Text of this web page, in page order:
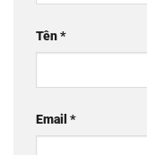
Tên*
Email *